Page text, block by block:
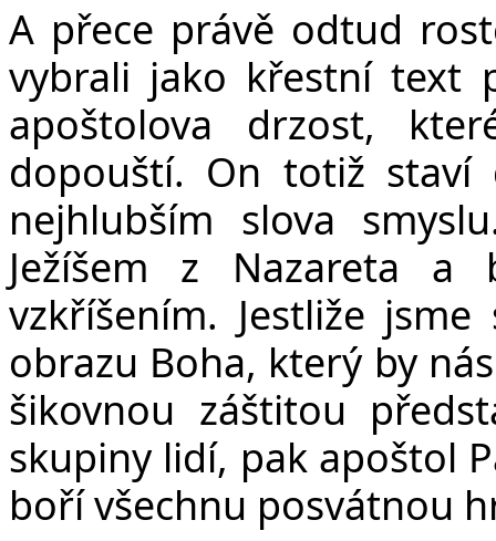
A přece právě odtud
vybrali jako křestní text
apoštolova drzost,
dopouští. On totiž
nejhlubším slova
Ježíšem z Nazareta
vzkříšením. Jestliže
obrazu Boha, který by
šikovnou záštitou
skupiny lidí, pak apoštol
boří všechnu posvátnou